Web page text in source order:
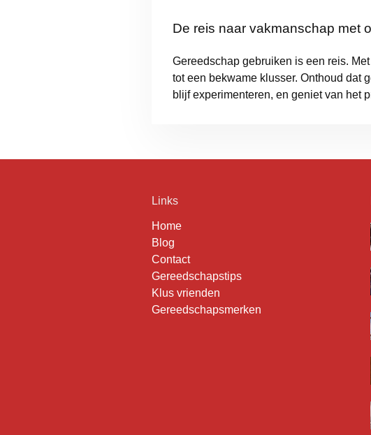
De reis naar vakmanschap met
Gereedschap gebruiken is een reis.
tot een bekwame klusser. Onthoud dat
blijf experimenteren, en geniet van het
Links
Home
Blog
Contact
Gereedschapstips
Klus vrienden
Gereedschapsmerken